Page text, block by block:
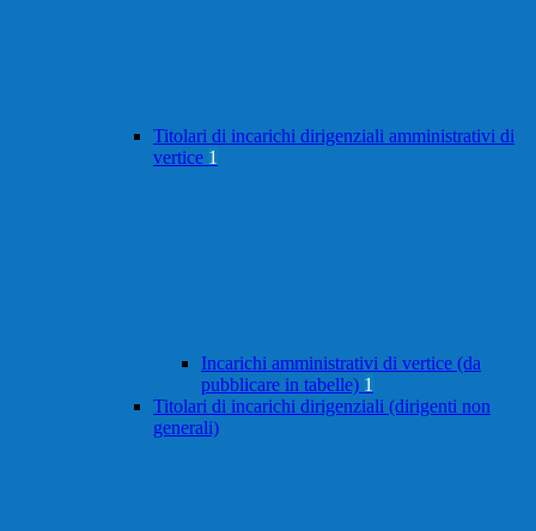
Titolari di incarichi dirigenziali amministrativi di
vertice 1
Incarichi amministrativi di vertice (da
pubblicare in tabelle) 1
Titolari di incarichi dirigenziali (dirigenti non
generali)